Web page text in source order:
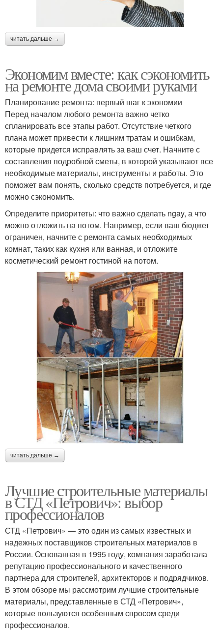
читать дальше →
Экономим вместе: как сэкономить
на ремонте дома своими руками
Планирование ремонта: первый шаг к экономии
Перед началом любого ремонта важно четко
спланировать все этапы работ. Отсутствие четкого
плана может привести к лишним тратам и ошибкам,
которые придется исправлять за ваш счет. Начните с
составления подробной сметы, в которой указывают все
необходимые материалы, инструменты и работы. Это
поможет вам понять, сколько средств потребуется, и где
можно сэкономить.
Определите приоритеты: что важно сделать ngay, а что
можно отложить на потом. Например, если ваш бюджет
ограничен, начните с ремонта самых необходимых
комнат, таких как кухня или ванная, и отложите
косметический ремонт гостиной на потом.
читать дальше →
Лучшие строительные материалы
в СТД «Петрович»: выбор
профессионалов
СТД «Петрович» — это один из самых известных и
надежных поставщиков строительных материалов в
России. Основанная в 1995 году, компания заработала
репутацию профессионального и качественного
партнера для строителей, архитекторов и подрядчиков.
В этом обзоре мы рассмотрим лучшие строительные
материалы, представленные в СТД «Петрович»,
которые пользуются особенным спросом среди
профессионалов.